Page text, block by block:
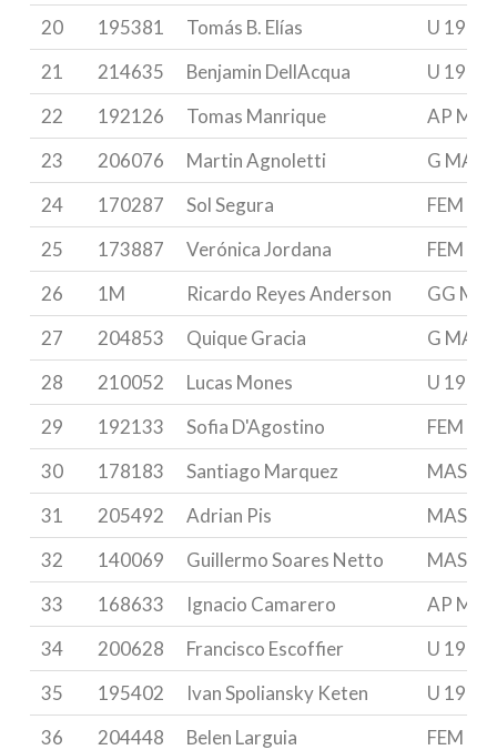
20
195381 Tomás B. Elías
U 19
21
214635 Benjamin DellAcqua
U 19
22
192126 Tomas Manrique
AP
23
206076 Martin Agnoletti
G
24
170287 Sol Segura
FEM
25
173887 Verónica Jordana
FEM &
26
1M Ricardo Reyes Anderson
GG
27
204853 Quique Gracia
G
28
210052 Lucas Mones
U 19
29
192133 Sofia D'Agostino
FEM
30
178183 Santiago Marquez
31
205492 Adrian Pis
32
140069 Guillermo Soares Netto
33
168633 Ignacio Camarero
AP
34
200628 Francisco Escoffier
U 19
35
195402 Ivan Spoliansky Keten
U 19
36
204448 Belen Larguia
FEM &